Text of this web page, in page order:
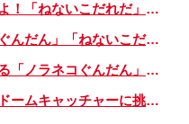
作ってみたよ！「ねないこだれだ」おばけ＆ふくろうのバルーンかざり。SNSの投稿をご紹介♪
「ノラネコぐんだん」「ねないこだれだ」絵本の国のハロウィンパーティーを楽しもう！【型紙ダウンロード】
画用紙で作る「ノラネコぐんだん」ペーパーキャップ【型紙ダウンロードつき】
【おうちでドームキャッチャーに挑戦だ】アンパンマン わくわくドームキャッチャー